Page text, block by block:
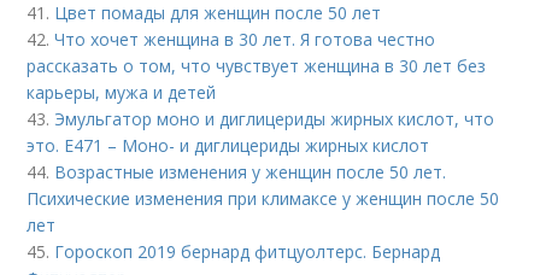
41. Цвет помады для женщин после 50 лет
42.Что хочет женщина в 30 лет. Я готова честно
рассказать о том, что чувствует женщина в 30 лет без
карьеры, мужа и детей
43. Эмульгатор моно и диглицериды жирных кислот, что
это. Е471 – Моно- и диглицериды жирных кислот
44. Возрастные изменения у женщин после 50 лет.
Психические изменения при климаксе у женщин после 50
лет
45. Гороскоп 2019 бернард фитцуолтерс. Бернард